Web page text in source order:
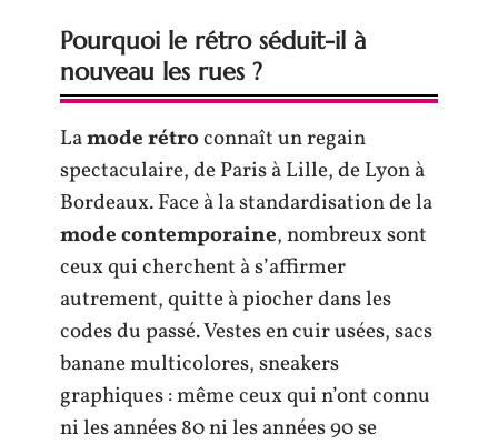
Pourquoi le rétro séduit-il à
nouveau les rues ?
Lamode rétroconnaît un regain
spectaculaire, de Paris à Lille, de Lyon à
Bordeaux. Face à la standardisation de la
mode contemporaine, nombreux sont
ceux qui cherchent à s’affirmer
autrement, quitte à piocher dans les
codes du passé. Vestes en cuir usées, sacs
banane multicolores, sneakers
graphiques : même ceux qui n’ont connu
ni les années 80 ni les années 90 se